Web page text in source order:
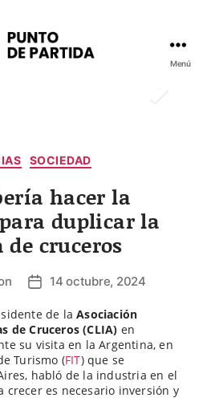
Menú
SOCIEDAD
hacer la
duplicar la
de cruceros
Fecha
la
entrada
14 octubre, 2024
de laAsociación
de Cruceros (CLIA) en
su visita en la Argentina, en
Turismo (FIT) que se
habló de la industria en el
crecer es necesario inversión y